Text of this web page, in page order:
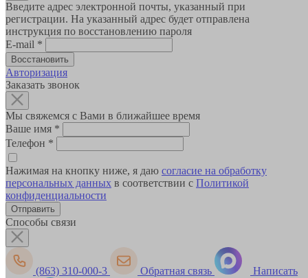
Введите адрес электронной почты, указанный при
регистрации. На указанный адрес будет отправлена
инструкция по восстановлению пароля
E-mail *
Авторизация
Заказать звонок
Мы свяжемся с Вами в ближайшее время
Ваше имя *
Телефон *
Нажимая на кнопку ниже, я даю согласие на обработку
персональных данных в соответствии с Политикой
конфиденциальности
Способы связи
(863) 310-000-3 Обратная связь Написать